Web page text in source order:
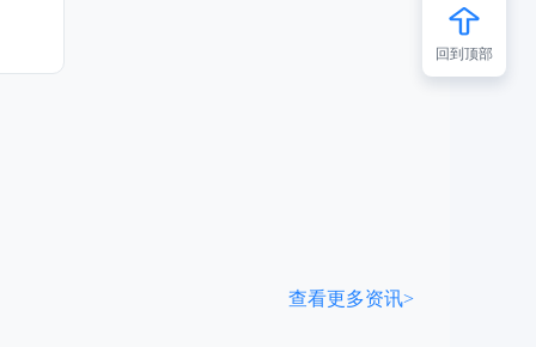
查看更多资讯>
回到顶部